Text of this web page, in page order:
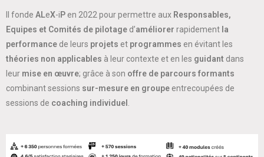
Il fonde ALeX-i P en 2022 pour permettre aux Responsables,
Equipes et Comités de pilotage d’améliorer rapidement la
performance de leurs projets et programmes en évitant les
théories non applicables à leur contexte et en les guidant dans
leur mise en œuvre; grâce à son offre de parcours formants
combinant sessions sur-mesure en groupe entrecoupées de
sessions de coaching individuel